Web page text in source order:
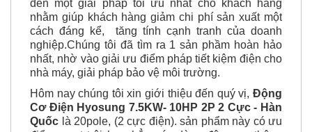
Sau những thời gian tìm hiểu và mong muốn đem
đến một giải pháp tối ưu nhất cho khách hàng
nhằm giúp khách hàng giảm chi phí sản xuất một
cách đáng kể, tăng tính cạnh tranh của doanh
nghiệp.Chúng tôi đã tìm ra 1 sản phầm hoàn hảo
nhất, nhờ vào giải ưu điểm pháp tiết kiệm điện cho
nhà máy, giải pháp bảo vệ môi trường.
Hôm nay chúng tôi xin giới thiệu đến quý vị, Động
Cơ Điện Hyosung 7.5KW- 10HP 2P 2 Cực - Hàn